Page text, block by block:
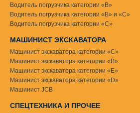
Машинист экскаватора категории «С»
Машинист экскаватора категории «В»
Машинист экскаватора категории «Е»
Машинист экскаватора категории «D»
Водитель погрузчика категории «В»
Водитель погрузчика категории «В» и «С»
Водитель погрузчика категории «С»
СПЕЦТЕХНИКА И ПРОЧЕЕ
МАШИНИСТ ЭКСКАВАТОРА
Машинист JCB